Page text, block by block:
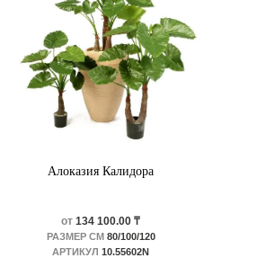
Алоказия Калидора
от 134 100.00 ₸
РАЗМЕР СМ80/100/120
АРТИКУЛ 10.55602N